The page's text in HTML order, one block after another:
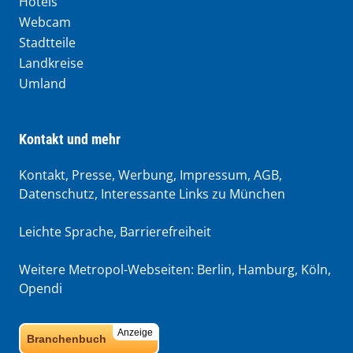
Webcam
Stadtteile
Landkreise
Umland
Kontakt und mehr
Kontakt, Presse, Werbung, Impressum, AGB,
Datenschutz, Interessante Links zu München
Leichte Sprache, Barrierefreiheit
Weitere Metropol-Webseiten: Berlin, Hamburg, Köln,
Opendi
Anzeige
Branchenbuch